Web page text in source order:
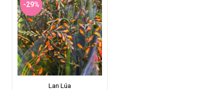
-29%
Lan Lúa